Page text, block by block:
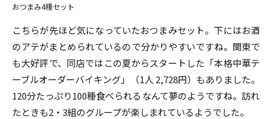
おつまみ4種セット
こちらが先ほど気になっていたおつまみセット。下にはお酒
のアテがまとめられているので分かりやすいですね。関東で
も大好評で、同店ではこの夏からスタートした「本格中華テ
ーブルオーダーバイキング」（1人 2,728円）もありました。
120分たっぷり100種食べられるなんて夢のようですね。訪れ
たときも2・3組のグループが楽しまれているようでした。